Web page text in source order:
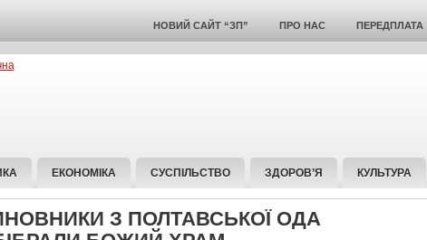
НОВИЙ САЙТ “ЗП” ПРО НАС ПЕРЕДПЛАТА
ЕКОНОМІКА СУСПІЛЬСТВО ЗДОРОВ’Я КУЛЬТУРА
З ПОЛТАВСЬКОЇ ОДА